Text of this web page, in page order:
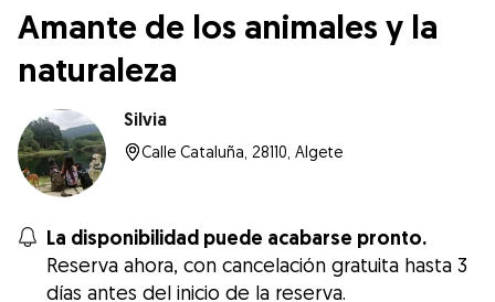
Amante de los animales y la
naturaleza
Silvia
Calle Cataluña, 28110, Algete
La disponibilidad puede acabarse pronto.
Reserva ahora, con cancelación gratuita hasta 3
días antes del inicio de la reserva.